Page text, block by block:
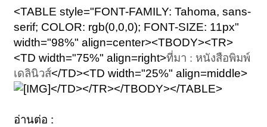
<TABLE style="FONT-FAMILY: Tahoma, sans-
serif; COLOR: rgb(0,0,0); FONT-SIZE: 11px"
width="98%" align=center><TBODY><TR>
<TD width="75%" align=right>ที่มา : หนังสือพิมพ์
เดลินิวส์</TD><TD width="25%" align=middle>
</TD></TR></TBODY></TABLE>
อ่านต่อ :